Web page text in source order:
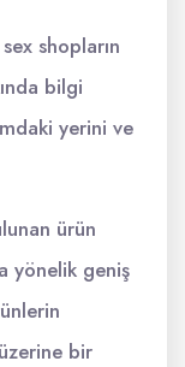
shopların
bilgi
yerini ve
ürün
yönelik geniş
bir